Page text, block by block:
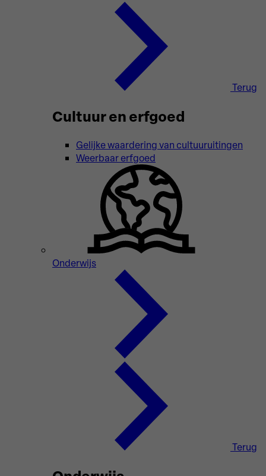
Terug
Cultuur en erfgoed
Gelijke waardering van cultuuruitingen
Weerbaar erfgoed
Onderwijs
Terug